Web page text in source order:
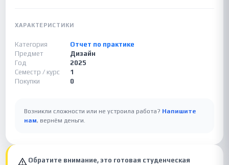
ХАРАКТЕРИСТИКИ
Категория
Отчет по практике
Предмет
Дизайн
Год
2025
Семестр / курс
1
Покупки
0
Возникли сложности или не устроила работа? Напишите
нам, вернём деньги.
Обратите внимание, это готовая студенческая